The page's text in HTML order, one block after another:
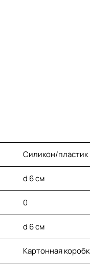
Силикон/пластик
d 6 см
0
d 6 см
Картонная